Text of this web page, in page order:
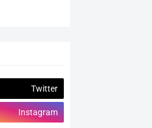
Twitter
Instagram